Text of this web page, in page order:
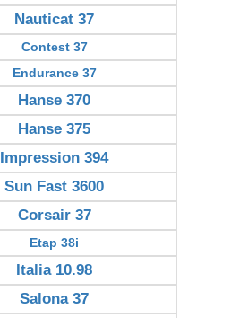
Nauticat 37
Contest 37
Endurance 37
Hanse 370
Hanse 375
Impression 394
Sun Fast 3600
Corsair 37
Etap 38i
Italia 10.98
Salona 37